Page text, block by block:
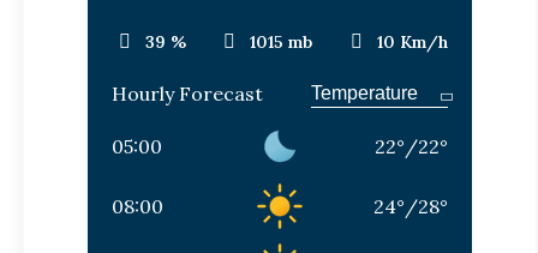
39 % 1015 mb 10 Km/h
Hourly Forecast
05:00 22°/22°
08:00 24°/28°